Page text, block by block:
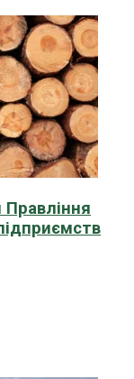
Правління